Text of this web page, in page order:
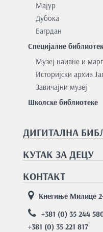
Мајур
Дубока
Багрдан
Специјалне
Музеј наивне и
Историјски архив
Завичајни музеј
Школске библиотеке
ДИГИТАЛНА
КУТАК ЗА ДЕЦУ
КОНТАКТ
Кнегиње Милице
+381 (0) 35 244
+381 (0) 35 221 817